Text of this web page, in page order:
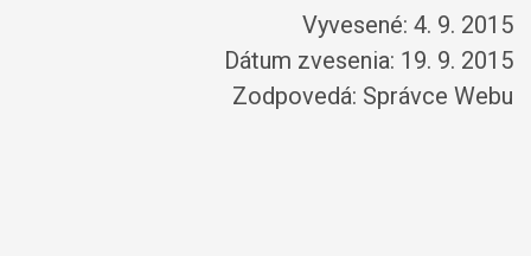
Vyvesené: 4. 9. 2015
Dátum zvesenia: 19. 9. 2015
Zodpovedá: Správce Webu